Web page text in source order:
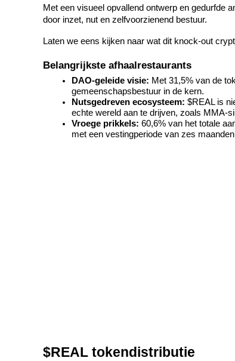
Cryptocurrency-futures
Derivaten voor aandelen, forex, edelmetalen en
Met een visueel opvallend ontwerp en gedurfde
door inzet, nut en zelfvoorzienend bestuur.
Laten we eens kijken naar wat dit knock-out
Belangrijkste afhaalrestaurants
DAO-geleide visie: Met 31,5% van de
gemeenschapsbestuur in de kern.
Nutsgedreven ecosysteem: $REAL is
echte wereld aan te drijven, zoals MMA-
Vroege prikkels: 60,6% van het totale
met een vestingperiode van zes
$REAL tokendistributie